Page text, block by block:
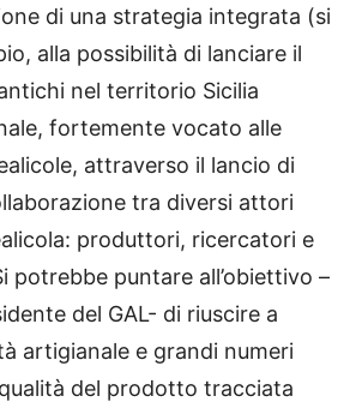
di una strategia integrata (si
alla possibilità di lanciare il
nel territorio Sicilia
fortemente vocato alle
attraverso il lancio di
tra diversi attori
produttori, ricercatori e
potrebbe puntare all’obiettivo –
del GAL- di riuscire a
artigianale e grandi numeri
del prodotto tracciata